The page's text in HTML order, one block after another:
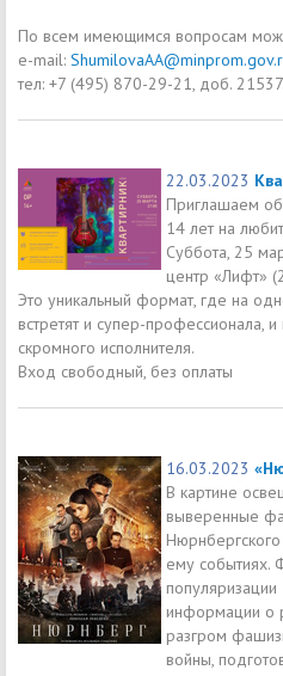
По всем имеющимся вопросам
e-mail:
тел: +7 (495) 870-29-21, доб. 21537.
22.03.2023
Приглашаем
14 лет на
Суббота, 25
центр «Лифт»
Это уникальный формат, где на
встретят и супер-профессионала,
скромного исполнителя.
Вход свободный, без оплаты
16.03.2023
В картине
выверенные
ему событиях.
информации о
разгром
войны,